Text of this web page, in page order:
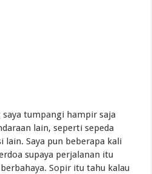
tumpangi hampir saja
lain, seperti sepeda
Saya pun beberapa kali
supaya perjalanan itu
Sopir itu tahu kalau